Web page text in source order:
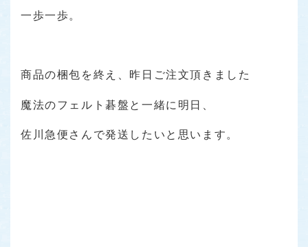
一歩一歩。
商品の梱包を終え、昨日ご注文頂きました
魔法のフェルト碁盤と一緒に明日、
佐川急便さんで発送したいと思います。